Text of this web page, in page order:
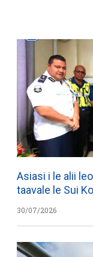
Asiasi i le alii
taavale le Sui
30/07/2026